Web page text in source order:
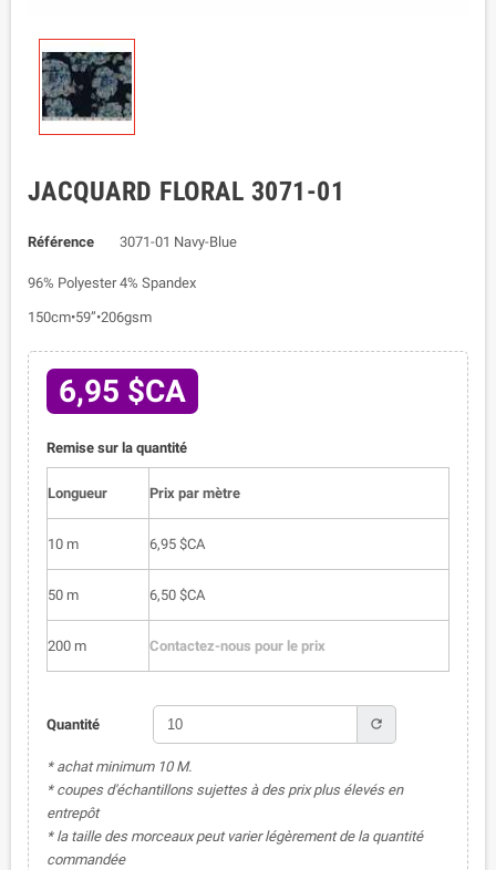
JACQUARD FLORAL 3071-01
Référence 3071-01 Navy-Blue
96% Polyester 4% Spandex
150cm•59”•206gsm
6,95 $CA
Remise sur la quantité
Longueur Prix par mètre
10 m 6,95 $CA
50 m 6,50 $CA
200 m Contactez-nous pour le prix
Quantité refresh
* achat minimum 10 M.
* coupes d'échantillons sujettes à des prix plus élevés en
entrepôt
* la taille des morceaux peut varier légèrement de la quantité
commandée